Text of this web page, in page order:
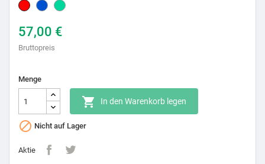
Rot
Blau
Verde
57,00 €
Bruttopreis
Menge
 In den Warenkorb legen
 Nicht auf Lager
Aktie